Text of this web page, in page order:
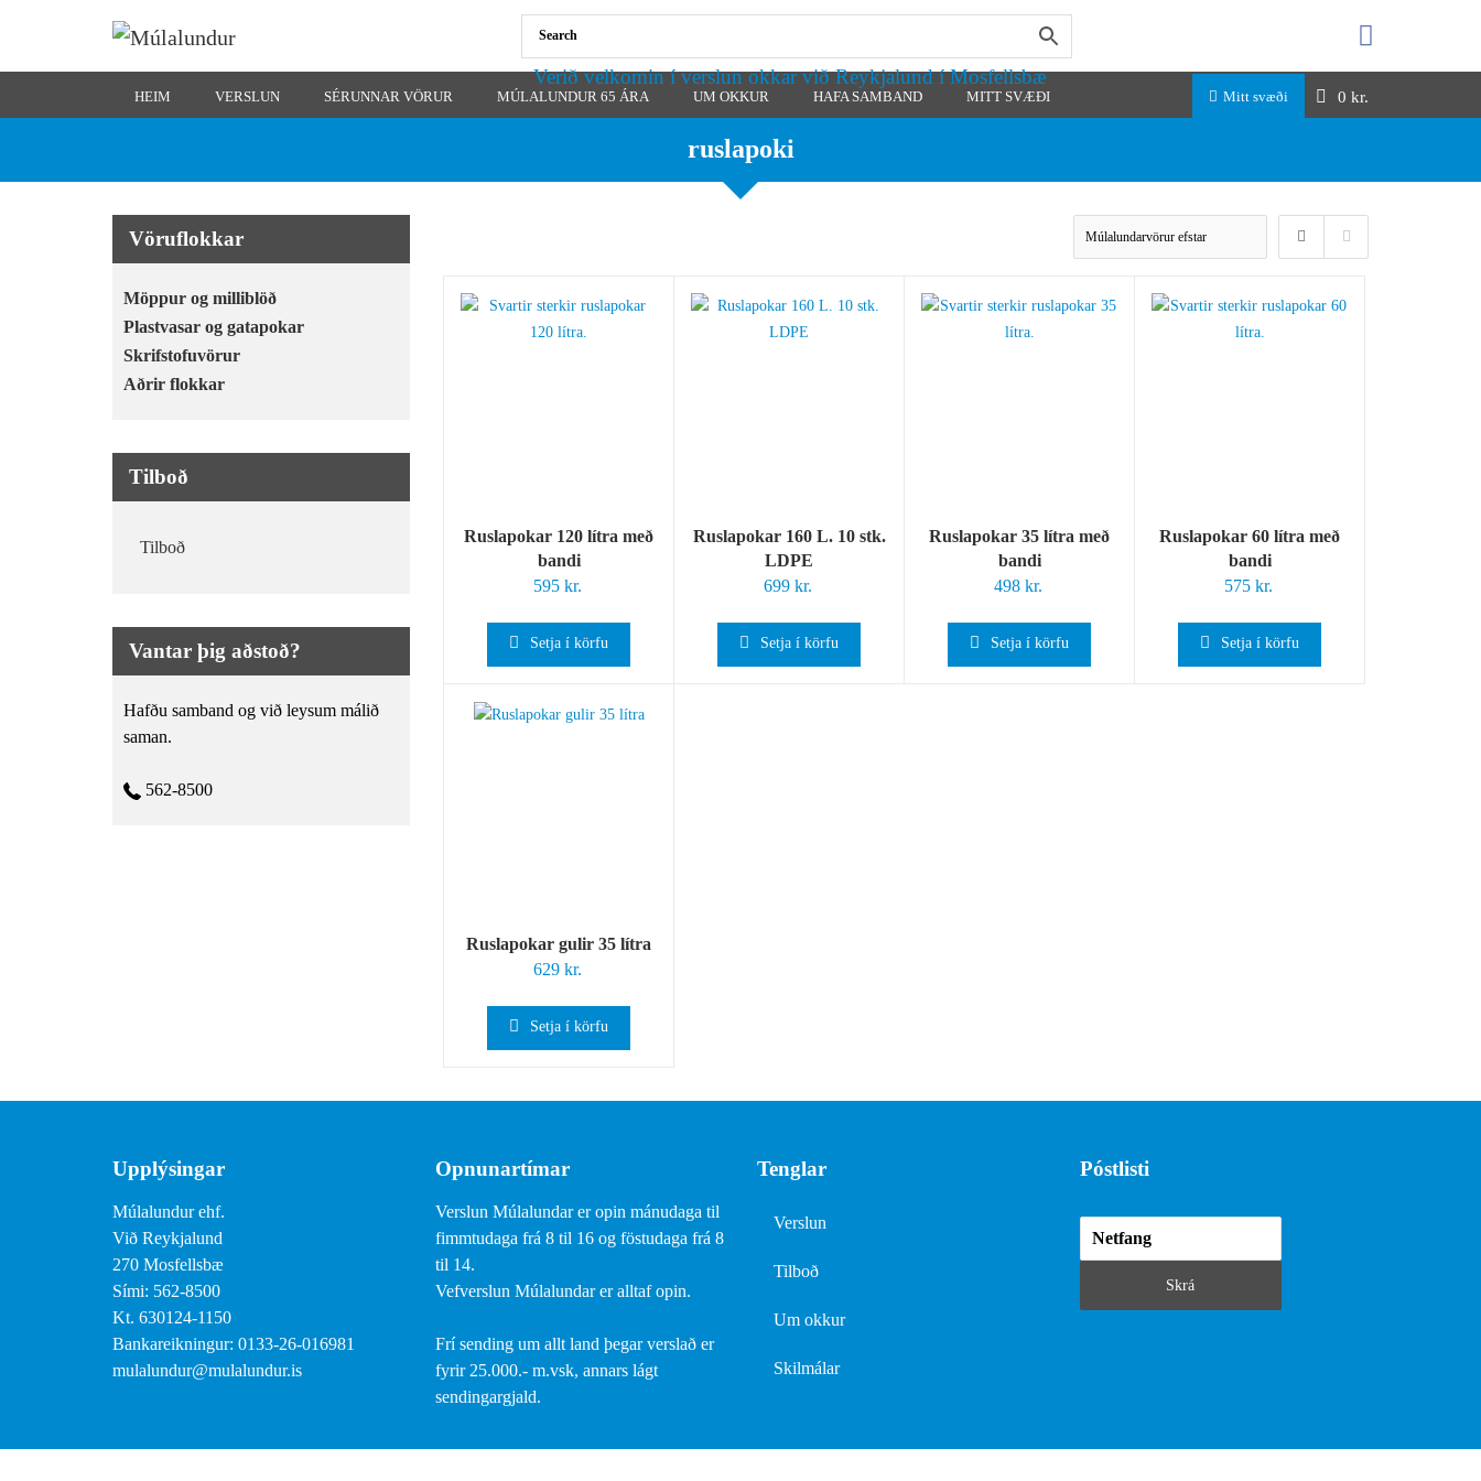
Verið velkomin í verslun okkar við Reykjalund í Mosfellsbæ
HEIM VERSLUN SÉRUNNAR VÖRUR MÚLALUNDUR 65 ÁRA UM OKKUR HAFA SAMBAND MITT SVÆÐI Mitt svæði 0 kr.
ruslapoki
Ruslapokar 120 lítra með
bandi
595 kr.
Setja í körfu
Ruslapokar 160 L. 10 stk.
LDPE
699 kr.
Setja í körfu
Ruslapokar 35 lítra með
bandi
498 kr.
Setja í körfu
Ruslapokar 60 lítra með
bandi
575 kr.
Setja í körfu
Ruslapokar gulir 35 lítra
629 kr.
Setja í körfu
Vöruflokkar
Möppur og milliblöð
Plastvasar og gatapokar
Skrifstofuvörur
Aðrir flokkar
Tilboð
Tilboð
Vantar þig aðstoð?
Hafðu samband og við leysum málið
saman.
562-8500
Upplýsingar
Múlalundur ehf.
Við Reykjalund
270 Mosfellsbæ
Sími: 562-8500
Kt. 630124-1150
Bankareikningur: 0133-26-016981
mulalundur@mulalundur.is
Opnunartímar
Verslun Múlalundar er opin mánudaga til
fimmtudaga frá 8 til 16 og föstudaga frá 8
til 14.
Vefverslun Múlalundar er alltaf opin.
Frí sending um allt land þegar verslað er
fyrir 25.000.- m.vsk, annars lágt
sendingargjald.
Tenglar
Verslun
Tilboð
Um okkur
Skilmálar
Póstlisti